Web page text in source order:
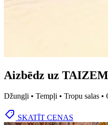
Aizbēdz uz
Džungļi • Tempļi • Tropu salas •
SKATĪT CENAS